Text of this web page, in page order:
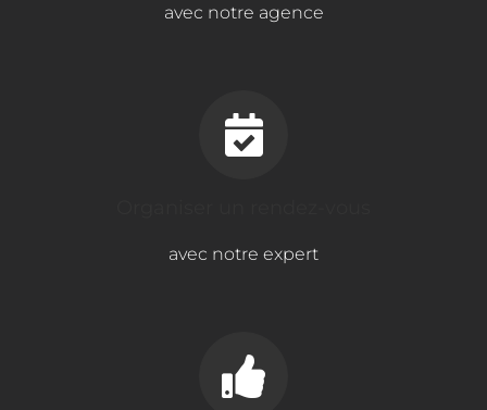
avec notre agence
avec notre expert